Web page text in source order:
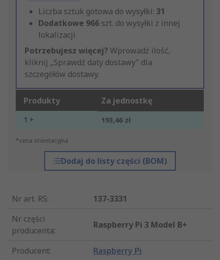
Liczba sztuk gotowa do wysyłki: 31
Dodatkowe 966 szt. do wysyłki z innej
lokalizacji
Potrzebujesz więcej? Wprowadź ilość,
kliknij „Sprawdź daty dostawy” dla
szczegółów dostawy.
Produkty Za jednostkę
1 + 193,46 zł
*cena orientacyjna
Dodaj do listy części (BOM)
Nr art. RS:
137-3331
Nr części
producenta:
Raspberry Pi 3 Model B+
Producent: Raspberry Pi